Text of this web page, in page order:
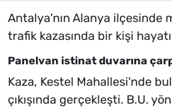
Antalya'nın Alanya ilçesinde
trafik kazasında bir kişi
Panelvan istinat duvarına
Kaza, Kestel Mahallesi'nde
çıkışında gerçekleşti. B.U.